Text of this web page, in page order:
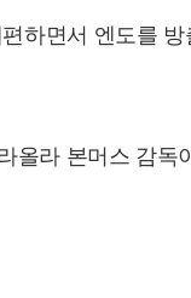
하면서 엔도를
라 본머스 감독